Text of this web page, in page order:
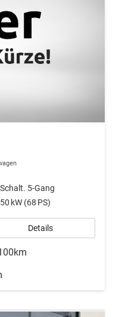
Schalt. 5-Gang
50 kW (68 PS)
Details